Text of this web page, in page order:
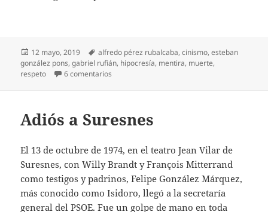
Publicado
el
12 mayo, 2019 Etiquetas
alfredo pérez rubalcaba,cinismo,esteban
gonzález pons,gabriel rufián, hipocresía, mentira, muerte,
respeto
6 comentarios
Adiós a Suresnes
El 13 de octubre de 1974, en el teatro Jean Vilar de
Suresnes, con Willy Brandt y François Mitterrand
como testigos y padrinos, Felipe González Márquez,
más conocido como Isidoro, llegó a la secretaría
general del PSOE. Fue un golpe de mano en toda